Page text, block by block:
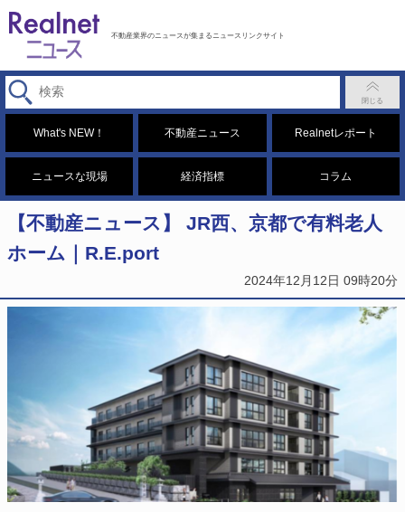
不動産業界のニュースが集まるニュースリンクサイト
What's NEW！ 不動産ニュース Realnetレポート
ニュースな現場 経済指標 コラム
【不動産ニュース】 JR西、京都で有料老人
ホーム｜R.E.port
2024年12月12日 09時20分